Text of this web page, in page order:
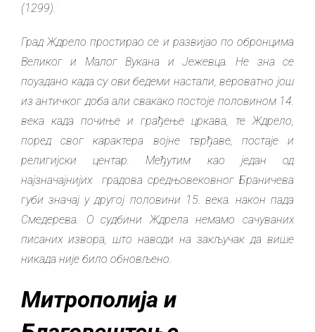
(1299).
Град Ждрело простирао се и развијао по обронцима
Великог и Малог Вукана и Јежевца. Не зна се
поуздано када су ови бедеми настали, вероватно још
из античког доба али свакако постоје половином 14.
века када почиње и грађење цркава, те Ждрело,
поред свог карактера војне тврђаве, постаје и
религијски центар. Међутим као један од
најзначајнијих градова средњовековног Браничева
губи значај у другој половини 15. века. након пада
Смедерева. О судбини Ждреланемамо сачуваних
писаних извора, што наводи на закључак да више
никада није било обновљено.
Митрополија и